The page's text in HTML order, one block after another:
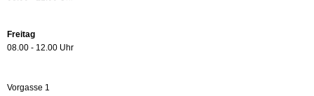
Freitag
08.00 - 12.00 Uhr
Vorgasse 1